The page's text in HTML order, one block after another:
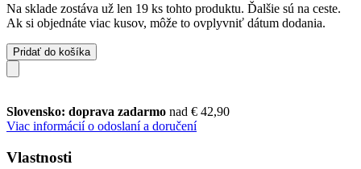
Na sklade zostáva už len 19 ks tohto produktu. Ďalšie sú na ceste.
Ak si objednáte viac kusov, môže to ovplyvniť dátum dodania.
Pridať do košíka
Slovensko: doprava zadarmo nad € 42,90
Viac informácií o odoslaní a doručení
Vlastnosti